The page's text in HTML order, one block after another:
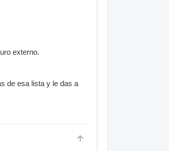
externo.
de esa lista y le das a